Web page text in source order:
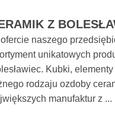
Z
naszego
unikatowych
Kubki,
rodzaju ozdoby
manufaktur z ...